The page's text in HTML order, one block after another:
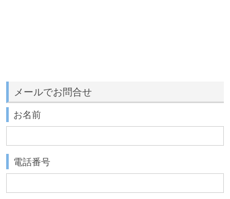
メールでお問合せ
お名前
電話番号